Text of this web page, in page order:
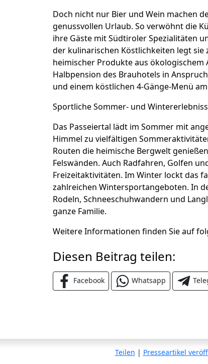
Doch nicht nur Bier und Wein machen
genussvollen Urlaub. So verwöhnt die
ihre Gäste mit Südtiroler Spezialitäten
der kulinarischen Köstlichkeiten legt
heimischer Produkte aus ökologischem
Halbpension des Brauhotels in
und einem köstlichen 4-Gänge-Menü
Sportliche Sommer- und
Das Passeiertal lädt im Sommer mit
Himmel zu vielfältigen
Routen die heimische Bergwelt
Felswänden. Auch Radfahren, Golfen
Freizeitaktivitäten. Im Winter lockt das
zahlreichen Wintersportangeboten. In
Rodeln, Schneeschuhwandern und
ganze Familie.
Weitere Informationen finden Sie auf
Diesen Beitrag teilen:
Facebook Whatsapp
Teilen | Presseartikel